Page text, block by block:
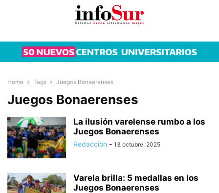
Home Tags Juegos Bonaerenses
Juegos Bonaerenses
La ilusión varelense rumbo a los
Juegos Bonaerenses
Redaccion - 13 octubre, 2025
Varela brilla: 5 medallas en los
Juegos Bonaerenses